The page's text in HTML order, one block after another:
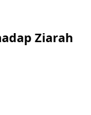
Ziarah